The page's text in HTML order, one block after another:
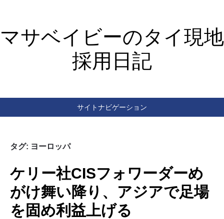
マサベイビーのタイ現地
採用日記
サイトナビゲーション
タグ: ヨーロッパ
ケリー社CISフォワーダーめ
がけ舞い降り、アジアで足場
を固め利益上げる